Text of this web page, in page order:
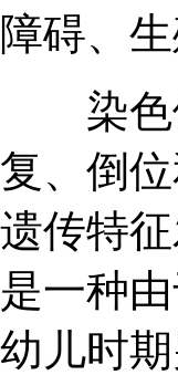
障碍、
染色体
复、倒
遗传特
是一种
幼儿时